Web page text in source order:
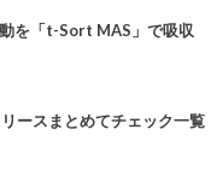
を「t-Sort MAS」で吸収
ースまとめてチェック一覧